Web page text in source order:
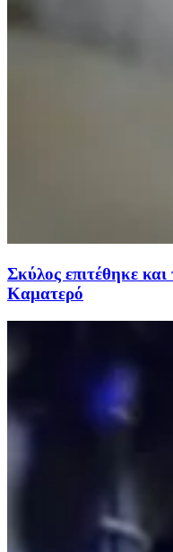
Σκύλος επιτέθηκε
Καματερό